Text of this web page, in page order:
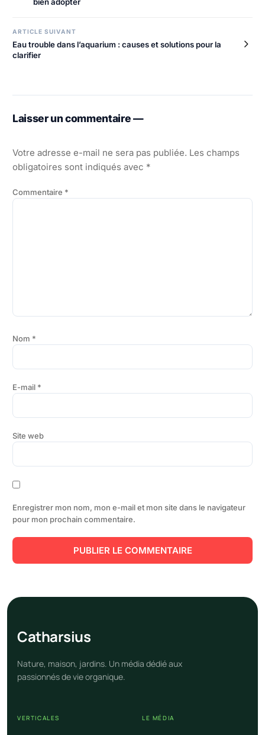
bien adopter
ARTICLE SUIVANT
Eau trouble dans l’aquarium : causes et solutions pour la
clarifier
Laisser un commentaire —
Votre adresse e-mail ne sera pas publiée. Les champs
obligatoires sont indiqués avec *
Commentaire *
Nom *
E-mail *
Site web
Enregistrer mon nom, mon e-mail et mon site dans le navigateur
pour mon prochain commentaire.
Catharsius
Nature, maison, jardins. Un média dédié aux
passionnés de vie organique.
VERTICALES LE MÉDIA